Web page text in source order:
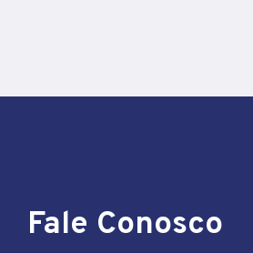
Fale Conosco